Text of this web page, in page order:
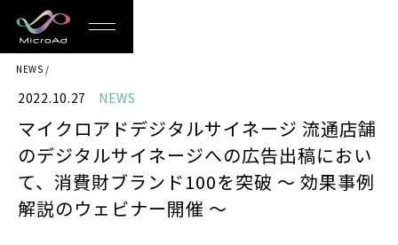
MicroAd
-
Redesigning
the
Future
Life
NEWS
2022.10.27 NEWS
マイクロアドデジタルサイネージ 流通店舗
のデジタルサイネージへの広告出稿におい
て、消費財ブランド100を突破 〜 効果事例
解説のウェビナー開催 〜